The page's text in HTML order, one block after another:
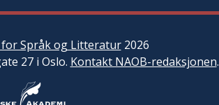
Språk og Litteratur2026
27 i Oslo. Kontakt NAOB-redaksjonen.